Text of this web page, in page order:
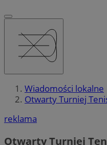
Wiadomości lokalne
Otwarty Turniej
reklama
Otwarty Turniej